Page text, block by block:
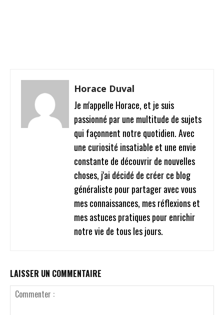
Horace Duval
Je m'appelle Horace, et je suis
passionné par une multitude de sujets
qui façonnent notre quotidien. Avec
une curiosité insatiable et une envie
constante de découvrir de nouvelles
choses, j'ai décidé de créer ce blog
généraliste pour partager avec vous
mes connaissances, mes réflexions et
mes astuces pratiques pour enrichir
notre vie de tous les jours.
LAISSER UN COMMENTAIRE